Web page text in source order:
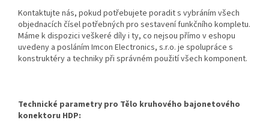
Kontaktujte nás, pokud potřebujete poradit s vybráním všech
objednacích čísel potřebných pro sestavení funkčního kompletu.
Máme k dispozici veškeré díly i ty, co nejsou přímo v eshopu
uvedeny a posláním Imcon Electronics, s.r.o. je spolupráce s
konstruktéry a techniky při správném použití všech komponent.
Technické parametry pro Tělo kruhového bajonetového
konektoru HDP: